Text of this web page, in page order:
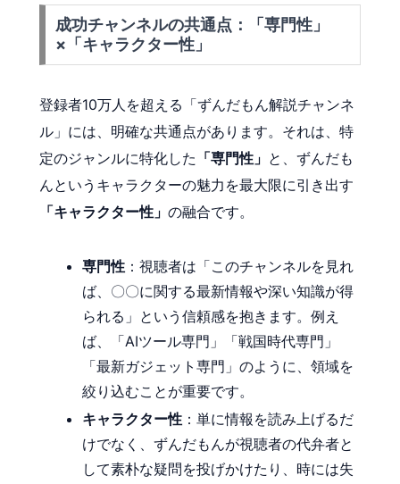
成功チャンネルの共通点：「専門性」
×「キャラクター性」
登録者10万人を超える「ずんだもん解説チャンネ
ル」には、明確な共通点があります。それは、特
定のジャンルに特化した 「専門性」 と、ずんだも
んというキャラクターの魅力を最大限に引き出す
「キャラクター性」 の融合です。
専門性 ：視聴者は「このチャンネルを見れ
ば、〇〇に関する最新情報や深い知識が得
られる」という信頼感を抱きます。例え
ば、「AIツール専門」「戦国時代専門」
「最新ガジェット専門」のように、領域を
絞り込むことが重要です。
キャラクター性 ：単に情報を読み上げるだ
けでなく、ずんだもんが視聴者の代弁者と
して素朴な疑問を投げかけたり、時には失